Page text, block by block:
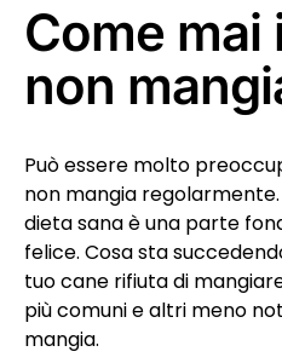
Come mai
non
Può essere molto
non mangia
dieta sana è una parte
felice. Cosa sta
tuo cane rifiuta di
più comuni e altri meno
mangia.